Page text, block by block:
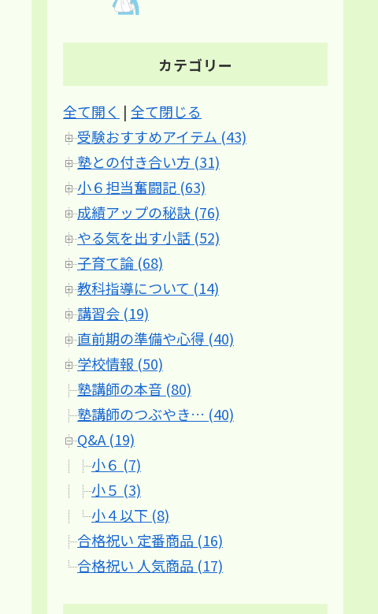
カテゴリー
全て開く | 全て閉じる
受験おすすめアイテム (43)
塾との付き合い方 (31)
小６担当奮闘記 (63)
成績アップの秘訣 (76)
やる気を出す小話 (52)
子育て論 (68)
教科指導について (14)
講習会 (19)
直前期の準備や心得 (40)
学校情報 (50)
塾講師の本音 (80)
塾講師のつぶやき… (40)
Q&A (19)
小６ (7)
小５ (3)
小４以下 (8)
合格祝い 定番商品 (16)
合格祝い 人気商品 (17)